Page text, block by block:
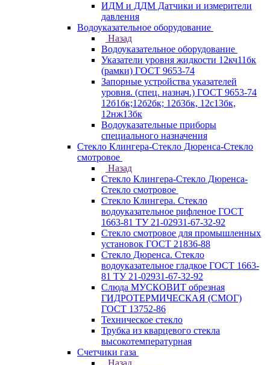
ИДМ и ДДМ Датчики и измерители
давления
Водоуказательное оборудование
Назад
Водоуказательное оборудование
Указатели уровня жидкости 12кч11бк
(рамки) ГОСТ 9653-74
Запорные устройства указателей
уровня. (спец. назнач.) ГОСТ 9653-74
12б1бк;12б2бк; 12б3бк, 12с13бк,
12нж13бк
Водоуказательные приборы
специального назначения
Стекло Клингера-Стекло Дюренса-Стекло
смотровое
Назад
Стекло Клингера-Стекло Дюренса-
Стекло смотровое
Стекло Клингера. Стекло
водоуказательное рифленое ГОСТ
1663-81 ТУ 21-02931-67-32-92
Стекло смотровое для промышленных
установок ГОСТ 21836-88
Стекло Дюренса. Стекло
водоуказательное гладкое ГОСТ 1663-
81 ТУ 21-02931-67-32-92
Слюда МУСКОВИТ обрезная
ГИДРОТЕРМИЧЕСКАЯ (СМОГ)
ГОСТ 13752-86
Техническое стекло
Трубка из кварцевого стекла
высокотемпературная
Счетчики газа
Назад